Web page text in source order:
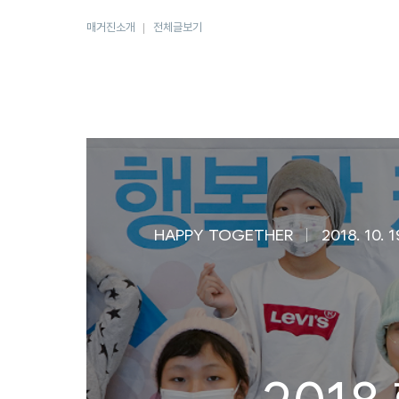
매거진소개 전체글보기
HAPPY TOGETHER 2018. 10.